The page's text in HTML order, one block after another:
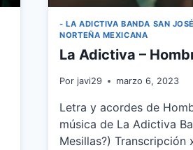
- LA ADICTIVA BANDA SAN
NORTEÑA MEXICANA
La Adictiva –
Por javi29 marzo 6, 2023
Letra y acordes de
música de La Adictiva
Mesillas?) Transcripción